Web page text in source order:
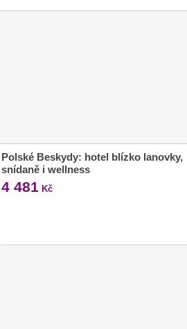
Polské Beskydy: hotel blízko lanovky,
snídaně i wellness
4 481 Kč